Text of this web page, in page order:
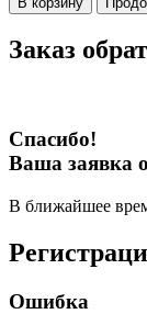
Заказ
Спасибо!
Ваша заявка
В ближайшее
Ошибка